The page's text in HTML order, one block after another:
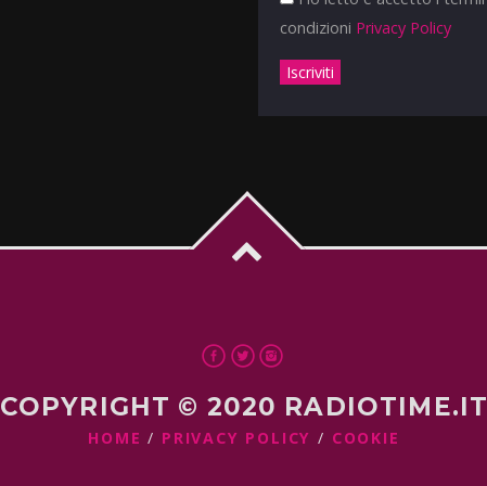
condizioni Privacy Policy
COPYRIGHT © 2020
HOME PRIVACY POLICY COOKIE